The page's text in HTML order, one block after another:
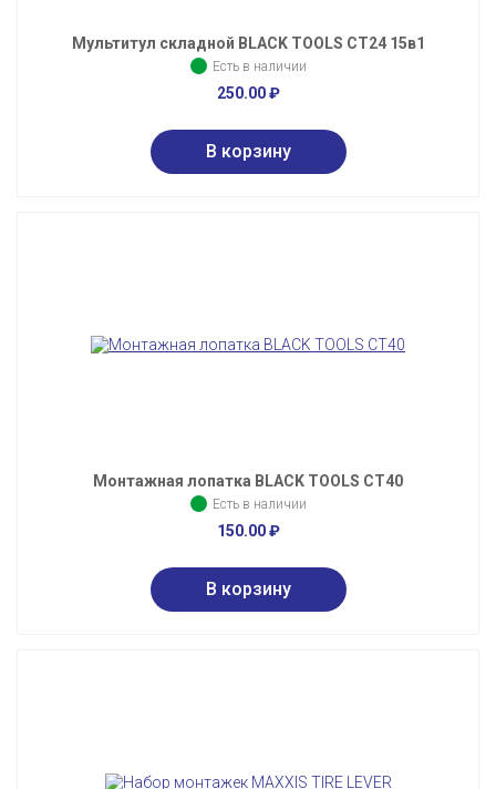
Мультитул складной BLACK TOOLS CT24 15в1
Есть в наличии
250.00₽
Монтажная лопатка BLACK TOOLS CT40
Есть в наличии
150.00₽